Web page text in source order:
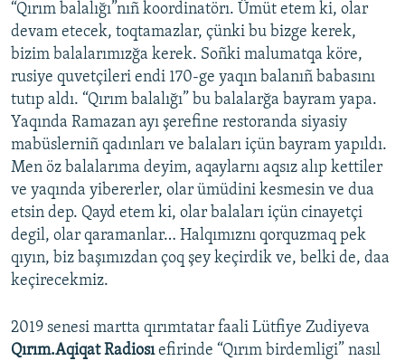
“Qırım balalığı”nıñ koordinatörı. Ümüt etem ki, olar
devam etecek, toqtamazlar, çünki bu bizge kerek,
bizim balalarımızğa kerek. Soñki malumatqa köre,
rusiye quvetçileri endi 170-ge yaqın balanıñ babasını
tutıp aldı. “Qırım balalığı” bu balalarğa bayram yapa.
Yaqında Ramazan ayı şerefine restoranda siyasiy
mabüslerniñ qadınları ve balaları içün bayram yapıldı.
Men öz balalarıma deyim, aqaylarnı aqsız alıp kettiler
ve yaqında yibererler, olar ümüdini kesmesin ve dua
etsin dep. Qayd etem ki, olar balaları içün cinayetçi
degil, olar qaramanlar… Halqımıznı qorquzmaq pek
qıyın, biz başımızdan çoq şey keçirdik ve, belki de, daa
keçirecekmiz.
2019 senesi martta qırımtatar faali Lütfiye Zudiyeva
Qırım.Aqiqat Radiosıefirinde “Qırım birdemligi” nasıl